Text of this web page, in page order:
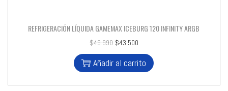
REFRIGERACIÓN LÍQUIDA GAMEMAX ICEBURG 120 INFINITY ARGB
$49.990 $43.500
Añadir al carrito